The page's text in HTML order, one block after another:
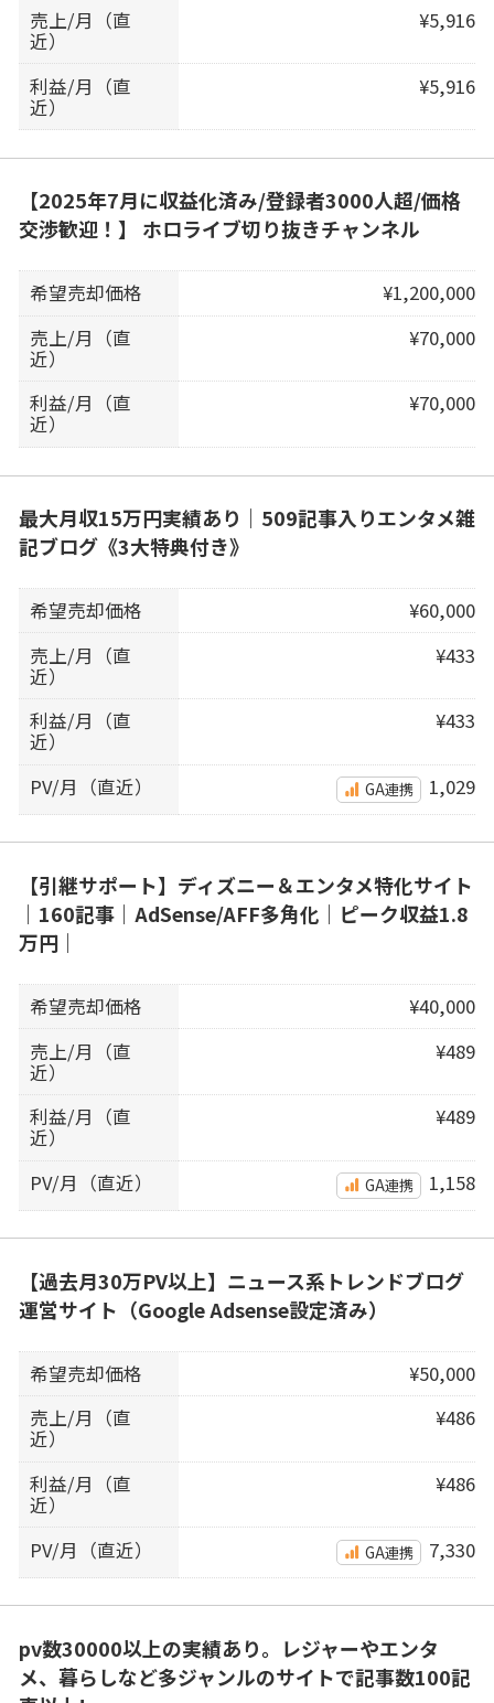
売上/月（直
近）
¥5,916
利益/月（直
近）
¥5,916
【2025年7月に収益化済み/登録者3000人超/価格
交渉歓迎！】 ホロライブ切り抜きチャンネル
希望売却価格
¥1,200,000
売上/月（直
近）
¥70,000
利益/月（直
近）
¥70,000
最大月収15万円実績あり｜509記事入りエンタメ雑
記ブログ《3大特典付き》
希望売却価格
¥60,000
売上/月（直
近）
¥433
利益/月（直
近）
¥433
PV/月（直近） GA連携 1,029
【引継サポート】ディズニー＆エンタメ特化サイト
｜160記事｜AdSense/AFF多角化｜ピーク収益1.8
万円｜
希望売却価格
¥40,000
売上/月（直
近）
¥489
利益/月（直
近）
¥489
PV/月（直近） GA連携 1,158
【過去月30万PV以上】ニュース系トレンドブログ
運営サイト（Google Adsense設定済み）
希望売却価格
¥50,000
売上/月（直
近）
¥486
利益/月（直
近）
¥486
PV/月（直近） GA連携 7,330
pv数30000以上の実績あり。レジャーやエンタ
メ、暮らしなど多ジャンルのサイトで記事数100記